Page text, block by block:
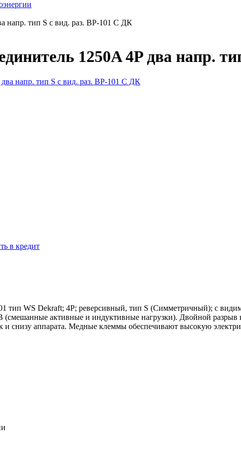
напр. тип S с вид. раз. ВР-101 С ДК
1250A 4P два напр.
в кредит
тип WS Dekraft; 4P; реверсивный, тип S (Симметричный); с
активные и индуктивные нагрузки). Двойной разрыв
и снизу аппарата. Медные клеммы обеспечивают высокую